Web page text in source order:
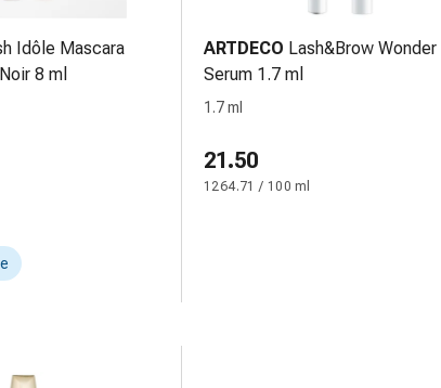
Idôle Mascara
8 ml
ARTDECO Lash&Brow Wonder
Serum 1.7 ml
1.7 ml
21.50
1264.71 / 100 ml